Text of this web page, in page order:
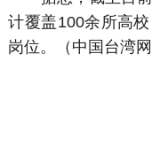
计覆盖100余所高
岗位。（中国台湾